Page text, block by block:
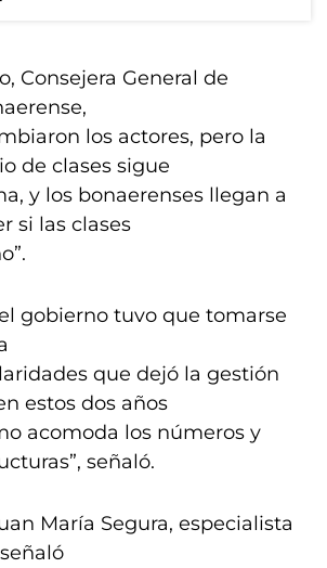
Consejera General de
los actores, pero la
de clases sigue
y los bonaerenses llegan a
si las clases
gobierno tuvo que tomarse
que dejó la gestión
estos dos años
acomoda los números y
señaló.
María Segura, especialista